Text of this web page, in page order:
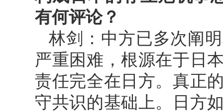
有何评论？
林剑：中方已多次阐
严重困难，根源在于日
责任完全在日方。真正
守共识的基础上。日方